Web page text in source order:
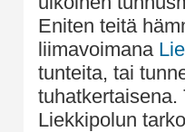
Eniten teitä
liimavoimana
tunteita, tai
tuhatkertaisena.
Liekkipolun